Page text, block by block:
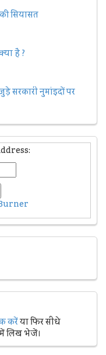
सियासत
है ?
सरकारी नुमांइदों पर
करेंया फिर सीधे
लिख भेजें।